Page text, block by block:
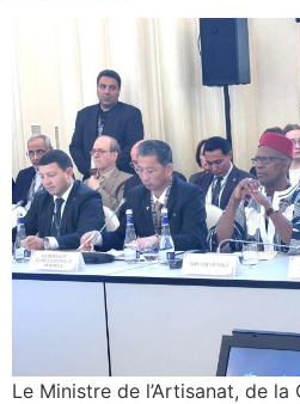
Le Ministre de l’Artisanat, de la